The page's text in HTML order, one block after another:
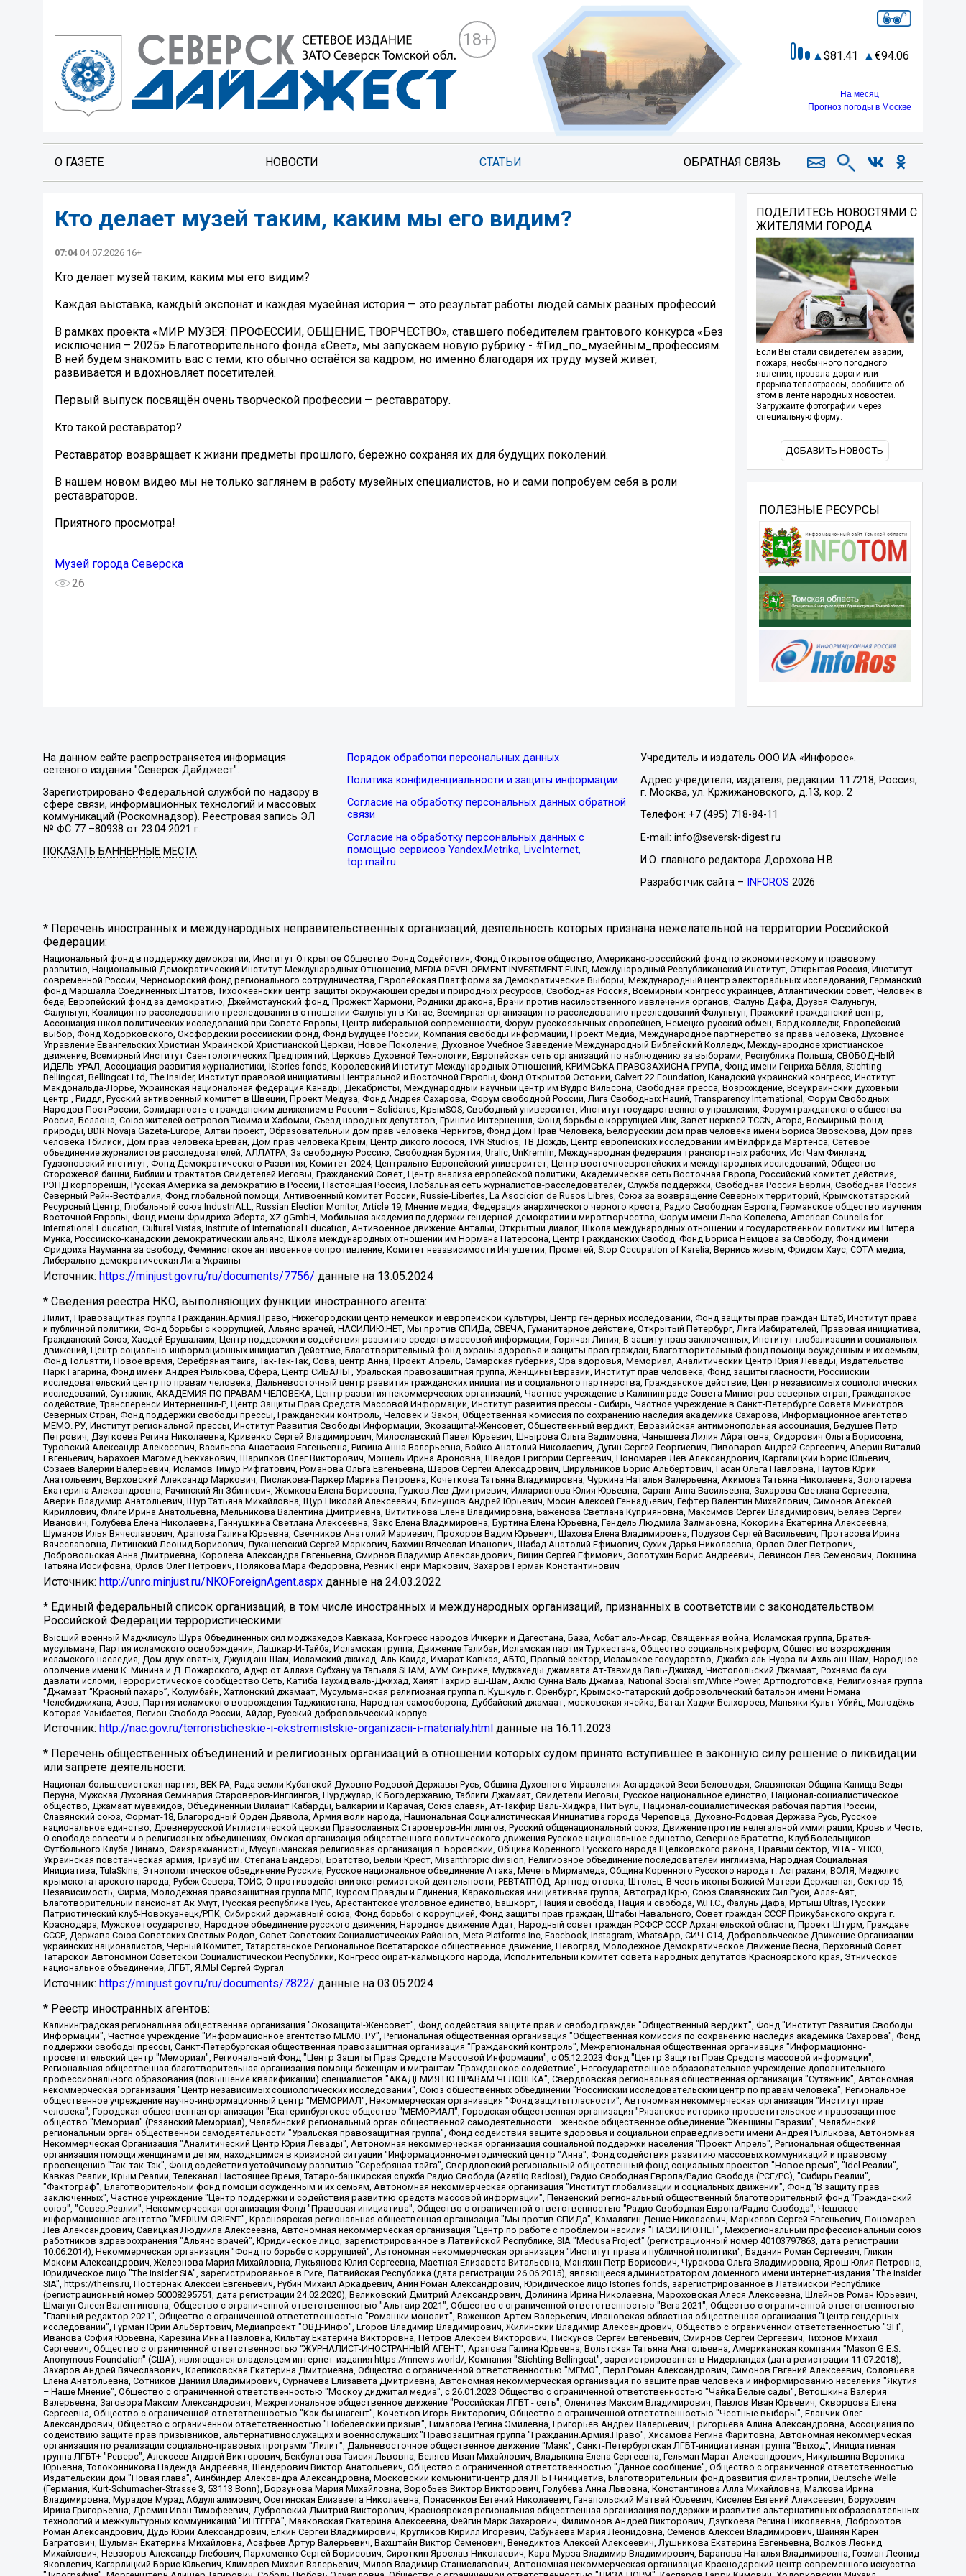
18+
81.41 94.06
На месяц
Прогноз погоды в Москве
О ГАЗЕТЕ НОВОСТИ СТАТЬИ ОБРАТНАЯ СВЯЗЬ
Кто делает музей таким, каким мы его видим?
07:04 04.07.2026 16+
Кто делает музей таким, каким мы его видим?
Каждая выставка, каждый экспонат и каждая музейная история — это результат работы людей самых разных профессий.
В рамках проекта «МИР МУЗЕЯ: ПРОФЕССИИ, ОБЩЕНИЕ, ТВОРЧЕСТВО», ставшего победителем грантового конкурса «Без
исключения – 2025» Благотворительного фонда «Свет», мы запускаем новую рубрику - #Гид_по_музейным_профессиям.
В ней будем знакомить вас с теми, кто обычно остаётся за кадром, но именно благодаря их труду музей живёт,
развивается и вдохновляет посетителей.
Первый выпуск посвящён очень творческой профессии — реставратору.
Кто такой реставратор?
Реставратор возвращает к жизни предметы прошлого, бережно сохраняя их для будущих поколений.
В нашем новом видео мы не только заглянем в работу музейных специалистов, но и сами попробуем себя в роли
реставраторов.
Приятного просмотра!
Музей города Северска
26
ПОДЕЛИТЕСЬ НОВОСТЯМИ С
ЖИТЕЛЯМИ ГОРОДА
Если Вы стали свидетелем аварии,
пожара, необычного погодного
явления, провала дороги или
прорыва теплотрассы, сообщите об
этом в ленте народных новостей.
Загружайте фотографии через
специальную форму.
ДОБАВИТЬ НОВОСТЬ
ПОЛЕЗНЫЕ РЕСУРСЫ
На данном сайте распространяется информация
сетевого издания "Северск-Дайджест".
Зарегистрировано Федеральной службой по надзору в
сфере связи, информационных технологий и массовых
коммуникаций (Роскомнадзор). Реестровая запись ЭЛ
№ ФС 77 –80938 от 23.04.2021 г.
ПОКАЗАТЬ БАННЕРНЫЕ МЕСТА
Порядок обработки персональных данных
Политика конфиденциальности и защиты информации
Согласие на обработку персональных данных обратной
связи
Согласие на обработку персональных данных с
помощью сервисов Yandex.Metrika, LiveInternet,
top.mail.ru
Учредитель и издатель ООО ИА «Инфорос».
Адрес учредителя, издателя, редакции: 117218, Россия,
г. Москва, ул. Кржижановского, д.13, кор. 2
Телефон: +7 (495) 718-84-11
E-mail: info@seversk-digest.ru
И.О. главного редактора Дорохова Н.В.
Разработчик сайта – INFOROS 2026
* Перечень иностранных и международных неправительственных организаций, деятельность которых признана нежелательной на территории Российской
Федерации:
Национальный фонд в поддержку демократии, Институт Открытое Общество Фонд Содействия, Фонд Открытое общество, Американо-российский фонд по экономическому и правовому
развитию, Национальный Демократический Институт Международных Отношений, MEDIA DEVELOPMENT INVESTMENT FUND, Международный Республиканский Институт, Открытая Россия, Институт
современной России, Черноморский фонд регионального сотрудничества, Европейская Платформа за Демократические Выборы, Международный центр электоральных исследований, Германский
фонд Маршалла Соединенных Штатов, Тихоокеанский центр защиты окружающей среды и природных ресурсов, Свободная Россия, Всемирный конгресс украинцев, Атлантический совет, Человек в
беде, Европейский фонд за демократию, Джеймстаунский фонд, Прожект Хармони, Родники дракона, Врачи против насильственного извлечения органов, Фалунь Дафа, Друзья Фалуньгун,
Фалуньгун, Коалиция по расследованию преследования в отношении Фалуньгун в Китае, Всемирная организация по расследованию преследований Фалуньгун, Пражский гражданский центр,
Ассоциация школ политических исследований при Совете Европы, Центр либеральной современности, Форум русскоязычных европейцев, Немецко-русский обмен, Бард колледж, Европейский
выбор, Фонд Ходорковского, Оксфордский российский фонд, Фонд Будущее России, Компания свободы информации, Проект Медиа, Международное партнерство за права человека, Духовное
Управление Евангельских Христиан Украинской Христианской Церкви, Новое Поколение, Духовное Учебное Заведение Международный Библейский Колледж, Международное христианское
движение, Всемирный Институт Саентологических Предприятий, Церковь Духовной Технологии, Европейская сеть организаций по наблюдению за выборами, Республика Польша, СВОБОДНЫЙ
ИДЕЛЬ-УРАЛ, Ассоциация развития журналистики, IStories fonds, Королевский Институт Международных Отношений, КРИМСЬКА ПРАВОЗАХИСНА ГРУПА, Фонд имени Генриха Бёлля, Stichting
Bellingcat, Bellingcat Ltd, The Insider, Институт правовой инициативы Центральной и Восточной Европы, Фонд Открытой Эстонии, Calvert 22 Foundation, Канадский украинский конгресс, Институт
Макдональда-Лорье, Украинская национальная федерация Канады, Декабристы, Международный научный центр им Вудро Вильсона, Свободная пресса, Возрождение, Всеукраинский духовный
центр , Риддл, Русский антивоенный комитет в Швеции, Проект Медуза, Фонд Андрея Сахарова, Форум свободной России, Лига Свободных Наций, Transparеncy International, Форум Свободных
Народов ПостРоссии, Солидарность с гражданским движением в России – Solidarus, КрымSOS, Свободный университет, Институт государственного управления, Форум гражданского общества
Россия, Беллона, Союз жителей островов Тисима и Хабомаи, Съезд народных депутатов, Гринпис Интернешнл, Фонд борьбы с коррупцией Инк, Завет церквей TCCN, Агора, Всемирный фонд
природы, BDR Novaja Gazeta-Europe, Алтай проект, Образовательный дом прав человека Чернигов, Фонд Дом Прав Человека, Белорусский дом прав человека имени Бориса Звозскова, Дом прав
человека Тбилиси, Дом прав человека Ереван, Дом прав человека Крым, Центр дикого лосося, TVR Studios, ТВ Дождь, Центр европейских исследований им Вилфрида Мартенса, Сетевое
объединение журналистов расследователей, АЛЛАТРА, За свободную Россию, Свободная Бурятия, Uralic, UnKremlin, Международная федерация транспортных рабочих, ИстЧам Финланд,
Гудзоновский институт, Фонд Демократического Развития, Комитет-2024, Центрально-Европейский университет, Центр восточноевропейских и международных исследований, Общество
Сторожевой башни, Библии и трактатов Свидетелей Иеговы, Гражданский Совет, Центр анализа европейской политики, Академическая сеть Восточная Европа, Российский комитет действия,
РЭНД корпорейшн, Русская Америка за демократию в России, Настоящая Россия, Глобальная сеть журналистов-расследователей, Служба поддержки, Свободная Россия Берлин, Свободная Россия
Северный Рейн-Вестфалия, Фонд глобальной помощи, Антивоенный комитет России, Russie-Libertes, La Asocicion de Rusos Libres, Союз за возвращение Северных территорий, Крымскотатарский
Ресурсный Центр, Глобальный союз IndustriALL, Russian Election Monitor, Article 19, Мнение медиа, Федерация анархического черного креста, Радио Свободная Европа, Германское общество изучения
Восточной Европы, Фонд имени Фридриха Эберта, XZ gGmbH, Мобильная академия поддержки гендерной демократии и миротворчества, Форум имени Льва Копелева, American Councils for
International Education, Cultural Vistas, Institute of International Education, Антивоенное движение Антальи, Открытый диалог, Школа международных отношений и государственной политики им Питера
Мунка, Российско-канадский демократический альянс, Школа международных отношений им Нормана Патерсона, Центр Гражданских Свобод, Фонд Бориса Немцова за Свободу, Фонд имени
Фридриха Науманна за свободу, Феминистское антивоенное сопротивление, Комитет независимости Ингушетии, Прометей, Stop Occupation of Karelia, Вернись живым, Фридом Хаус, СОТА медиа,
Либерально-демократическая Лига Украины
Источник: https://minjust.gov.ru/ru/documents/7756/ данные на 13.05.2024
* Сведения реестра НКО, выполняющих функции иностранного агента:
Лилит, Правозащитная группа Гражданин.Армия.Право, Нижегородский центр немецкой и европейской культуры, Центр гендерных исследований, Фонд защиты прав граждан Штаб, Институт права
и публичной политики, Фонд борьбы с коррупцией, Альянс врачей, НАСИЛИЮ.НЕТ, Мы против СПИДа, СВЕЧА, Гуманитарное действие, Открытый Петербург, Лига Избирателей, Правовая инициатива,
Гражданский Союз, Хасдей Ерушалаим, Центр поддержки и содействия развитию средств массовой информации, Горячая Линия, В защиту прав заключенных, Институт глобализации и социальных
движений, Центр социально-информационных инициатив Действие, Благотворительный фонд охраны здоровья и защиты прав граждан, Благотворительный фонд помощи осужденным и их семьям,
Фонд Тольятти, Новое время, Серебряная тайга, Так-Так-Так, Сова, центр Анна, Проект Апрель, Самарская губерния, Эра здоровья, Мемориал, Аналитический Центр Юрия Левады, Издательство
Парк Гагарина, Фонд имени Андрея Рылькова, Сфера, Центр СИБАЛЬТ, Уральская правозащитная группа, Женщины Евразии, Институт прав человека, Фонд защиты гласности, Российский
исследовательский центр по правам человека, Дальневосточный центр развития гражданских инициатив и социального партнерства, Гражданское действие, Центр независимых социологических
исследований, Сутяжник, АКАДЕМИЯ ПО ПРАВАМ ЧЕЛОВЕКА, Центр развития некоммерческих организаций, Частное учреждение в Калининграде Совета Министров северных стран, Гражданское
содействие, Трансперенси Интернешнл-Р, Центр Защиты Прав Средств Массовой Информации, Институт развития прессы - Сибирь, Частное учреждение в Санкт-Петербурге Совета Министров
Северных Стран, Фонд поддержки свободы прессы, Гражданский контроль, Человек и Закон, Общественная комиссия по сохранению наследия академика Сахарова, Информационное агентство
МЕМО. РУ, Институт региональной прессы, Институт Развития Свободы Информации, Экозащита!-Женсовет, Общественный вердикт, Евразийская антимонопольная ассоциация, Бедушев Петр
Петрович, Дзугкоева Регина Николаевна, Кривенко Сергей Владимирович, Милославский Павел Юрьевич, Шнырова Ольга Вадимовна, Чанышева Лилия Айратовна, Сидорович Ольга Борисовна,
Туровский Александр Алексеевич, Васильева Анастасия Евгеньевна, Ривина Анна Валерьевна, Бойко Анатолий Николаевич, Дугин Сергей Георгиевич, Пивоваров Андрей Сергеевич, Аверин Виталий
Евгеньевич, Барахоев Магомед Бекханович, Шарипков Олег Викторович, Мошель Ирина Ароновна, Шведов Григорий Сергеевич, Пономарев Лев Александрович, Каргалицкий Борис Юльевич,
Созаев Валерий Валерьевич, Исламов Тимур Рифгатович, Романова Ольга Евгеньевна, Щаров Сергей Алексадрович, Цирульников Борис Альбертович, Гасан Ольга Павловна, Паутов Юрий
Анатольевич, Верховский Александр Маркович, Пислакова-Паркер Марина Петровна, Кочеткова Татьяна Владимировна, Чуркина Наталья Валерьевна, Акимова Татьяна Николаевна, Золотарева
Екатерина Александровна, Рачинский Ян Збигневич, Жемкова Елена Борисовна, Гудков Лев Дмитриевич, Илларионова Юлия Юрьевна, Саранг Анна Васильевна, Захарова Светлана Сергеевна,
Аверин Владимир Анатольевич, Щур Татьяна Михайловна, Щур Николай Алексеевич, Блинушов Андрей Юрьевич, Мосин Алексей Геннадьевич, Гефтер Валентин Михайлович, Симонов Алексей
Кириллович, Флиге Ирина Анатольевна, Мельникова Валентина Дмитриевна, Вититинова Елена Владимировна, Баженова Светлана Куприяновна, Максимов Сергей Владимирович, Беляев Сергей
Иванович, Голубева Елена Николаевна, Ганнушкина Светлана Алексеевна, Закс Елена Владимировна, Буртина Елена Юрьевна, Гендель Людмила Залмановна, Кокорина Екатерина Алексеевна,
Шуманов Илья Вячеславович, Арапова Галина Юрьевна, Свечников Анатолий Мариевич, Прохоров Вадим Юрьевич, Шахова Елена Владимировна, Подузов Сергей Васильевич, Протасова Ирина
Вячеславовна, Литинский Леонид Борисович, Лукашевский Сергей Маркович, Бахмин Вячеслав Иванович, Шабад Анатолий Ефимович, Сухих Дарья Николаевна, Орлов Олег Петрович,
Добровольская Анна Дмитриевна, Королева Александра Евгеньевна, Смирнов Владимир Александрович, Вицин Сергей Ефимович, Золотухин Борис Андреевич, Левинсон Лев Семенович, Локшина
Татьяна Иосифовна, Орлов Олег Петрович, Полякова Мара Федоровна, Резник Генри Маркович, Захаров Герман Константинович
Источник: http://unro.minjust.ru/NKOForeignAgent.aspx данные на 24.03.2022
* Единый федеральный список организаций, в том числе иностранных и международных организаций, признанных в соответствии с законодательством
Российской Федерации террористическими:
Высший военный Маджлисуль Шура Объединенных сил моджахедов Кавказа, Конгресс народов Ичкерии и Дагестана, База, Асбат аль-Ансар, Священная война, Исламская группа, Братья-
мусульмане, Партия исламского освобождения, Лашкар-И-Тайба, Исламская группа, Движение Талибан, Исламская партия Туркестана, Общество социальных реформ, Общество возрождения
исламского наследия, Дом двух святых, Джунд аш-Шам, Исламский джихад, Аль-Каида, Имарат Кавказ, АБТО, Правый сектор, Исламское государство, Джабха аль-Нусра ли-Ахль аш-Шам, Народное
ополчение имени К. Минина и Д. Пожарского, Аджр от Аллаха Субхану уа Тагьаля SHAM, АУМ Синрике, Муджахеды джамаата Ат-Тавхида Валь-Джихад, Чистопольский Джамаат, Рохнамо ба суи
давлати исломи, Террористическое сообщество Сеть, Катиба Таухид валь-Джихад, Хайят Тахрир аш-Шам, Ахлю Сунна Валь Джамаа, National Socialism/White Power, Артподготовка, Религиозная группа
“Джамаат “Красный пахарь”, Колумбайн, Хатлонский джамаат, Мусульманская религиозная группа п. Кушкуль г. Оренбург, Крымско-татарский добровольческий батальон имени Номана
Челебиджихана, Азов, Партия исламского возрождения Таджикистана, Народная самооборона, Дуббайский джамаат, московская ячейка, Батал-Хаджи Белхороев, Маньяки Культ Убийц, Молодёжь
Которая Улыбается, Легион Свобода России, Айдар, Русский добровольческий корпус
Источник: http://nac.gov.ru/terroristicheskie-i-ekstremistskie-organizacii-i-materialy.html данные на 16.11.2023
* Перечень общественных объединений и религиозных организаций в отношении которых судом принято вступившее в законную силу решение о ликвидации
или запрете деятельности:
Национал-большевистская партия, ВЕК РА, Рада земли Кубанской Духовно Родовой Державы Русь, Община Духовного Управления Асгардской Веси Беловодья, Славянская Община Капища Веды
Перуна, Мужская Духовная Семинария Староверов-Инглингов, Нурджулар, К Богодержавию, Таблиги Джамаат, Свидетели Иеговы, Русское национальное единство, Национал-социалистическое
общество, Джамаат мувахидов, Объединенный Вилайат Кабарды, Балкарии и Карачая, Союз славян, Ат-Такфир Валь-Хиджра, Пит Буль, Национал-социалистическая рабочая партия России,
Славянский союз, Формат-18, Благородный Орден Дьявола, Армия воли народа, Национальная Социалистическая Инициатива города Череповца, Духовно-Родовая Держава Русь, Русское
национальное единство, Древнерусской Инглистической церкви Православных Староверов-Инглингов, Русский общенациональный союз, Движение против нелегальной иммиграции, Кровь и Честь,
О свободе совести и о религиозных объединениях, Омская организация общественного политического движения Русское национальное единство, Северное Братство, Клуб Болельщиков
Футбольного Клуба Динамо, Файзрахманисты, Мусульманская религиозная организация п. Боровский, Община Коренного Русского народа Щелковского района, Правый сектор, УНА - УНСО,
Украинская повстанческая армия, Тризуб им. Степана Бандеры, Братство, Белый Крест, Misanthropic division, Религиозное объединение последователей инглиизма, Народная Социальная
Инициатива, TulaSkins, Этнополитическое объединение Русские, Русское национальное объединение Атака, Мечеть Мирмамеда, Община Коренного Русского народа г. Астрахани, ВОЛЯ, Меджлис
крымскотатарского народа, Рубеж Севера, ТОЙС, О противодействии экстремистской деятельности, РЕВТАТПОД, Артподготовка, Штольц, В честь иконы Божией Матери Державная, Сектор 16,
Независимость, Фирма, Молодежная правозащитная группа МПГ, Курсом Правды и Единения, Каракольская инициативная группа, Автоград Крю, Союз Славянских Сил Руси, Алля-Аят,
Благотворительный пансионат Ак Умут, Русская республика Русь, Арестантское уголовное единство, Башкорт, Нация и свобода, Нация и свобода, W.H.С., Фалунь Дафа, Иртыш Ultras, Русский
Патриотический клуб-Новокузнецк/РПК, Сибирский державный союз, Фонд борьбы с коррупцией, Фонд защиты прав граждан, Штабы Навального, Совет граждан СССР Прикубанского округа г.
Краснодара, Мужское государство, Народное объединение русского движения, Народное движение Адат, Народный совет граждан РСФСР СССР Архангельской области, Проект Штурм, Граждане
СССР, Держава Союз Советских Светлых Родов, Совет Советских Социалистических Районов, Meta Platforms Inc, Facebook, Instagram, WhatsApp, СИЧ-С14, Добровольческое Движение Организации
украинских националистов, Черный Комитет, Татарстанское Региональное Всетатарское общественное движение, Невоград, Молодежное Демократическое Движение Весна, Верховный Совет
Татарской Автономной Советской Социалистической Республики, Конгресс ойрат-калмыцкого народа, Исполнительный комитет совета народных депутатов Красноярского края, Этническое
национальное объединение, ЛГБТ, Я.МЫ Сергей Фургал
Источник: https://minjust.gov.ru/ru/documents/7822/ данные на 03.05.2024
* Реестр иностранных агентов:
Калининградская региональная общественная организация "Экозащита!-Женсовет", Фонд содействия защите прав и свобод граждан "Общественный вердикт", Фонд "Институт Развития Свободы Информации", Частное учреждение "Информационное агентство МЕМО. РУ", Региональная общественная организация "Общественная комиссия по сохранению наследия академика Сахарова", Фонд поддержки свободы прессы, Санкт-Петербургская общественная правозащитная организация "Гражданский контроль", Межрегиональная общественная организация "Информационно-просветительский центр "Мемориал", Региональный Фонд "Центр Защиты Прав Средств Массовой Информации", с 05.12.2023 Фонд "Центр Защиты Прав Средств массовой информации", Региональная общественная благотворительная организация помощи беженцам и мигрантам "Гражданское содействие", Негосударственное образовательное учреждение дополнительного профессионального образования (повышение квалификации) специалистов "АКАДЕМИЯ ПО ПРАВАМ ЧЕЛОВЕКА", Свердловская региональная общественная организация "Сутяжник", Автономная некоммерческая организация "Центр независимых социологических исследований", Союз общественных объединений "Российский исследовательский центр по правам человека", Региональное общественное учреждение научно-информационный центр "МЕМОРИАЛ", Некоммерческая организация "Фонд защиты гласности", Автономная некоммерческая организация "Институт прав человека", Городская общественная организация "Екатеринбургское общество "МЕМОРИАЛ", Городская общественная организация "Рязанское историко-просветительское и правозащитное общество "Мемориал" (Рязанский Мемориал), Челябинский региональный орган общественной самодеятельности – женское общественное объединение "Женщины Евразии", Челябинский региональный орган общественной самодеятельности "Уральская правозащитная группа", Фонд содействия защите здоровья и социальной справедливости имени Андрея Рылькова, Автономная Некоммерческая Организация "Аналитический Центр Юрия Левады", Автономная некоммерческая организация социальной поддержки населения "Проект Апрель", Региональная общественная организация помощи женщинам и детям, находящимся в кризисной ситуации "Информационно-методический центр "Анна", Фонд содействия развитию массовых коммуникаций и правовому просвещению "Так-так-Так", Фонд содействия устойчивому развитию "Серебряная тайга", Свердловский региональный общественный фонд социальных проектов "Новое время", "Idel.Реалии", Кавказ.Реалии, Крым.Реалии, Телеканал Настоящее Время, Татаро-башкирская служба Радио Свобода (Azatliq Radiosi), Радио Свободная Европа/Радио Свобода (PCE/PC), "Сибирь.Реалии", "Фактограф", Благотворительный фонд помощи осужденным и их семьям, Автономная некоммерческая организация "Институт глобализации и социальных движений", Фонд "В защиту прав заключенных", Частное учреждение "Центр поддержки и содействия развитию средств массовой информации", Пензенский региональный общественный благотворительный фонд "Гражданский союз", "Север.Реалии", Некоммерческая организация Фонд "Правовая инициатива", Общество с ограниченной ответственностью "Радио Свободная Европа/Радио Свобода", Чешское информационное агентство "MEDIUM-ORIENT", Красноярская региональная общественная организация "Мы против СПИДа", Камалягин Денис Николаевич, Маркелов Сергей Евгеньевич, Пономарев Лев Александрович, Савицкая Людмила Алексеевна, Автономная некоммерческая организация "Центр по работе с проблемой насилия "НАСИЛИЮ.НЕТ", Межрегиональный профессиональный союз работников здравоохранения "Альянс врачей", Юридическое лицо, зарегистрированное в Латвийской Республике, SIA "Medusa Project" (регистрационный номер 40103797863, дата регистрации 10.06.2014), Некоммерческая организация "Фонд по борьбе с коррупцией", Автономная некоммерческая организация "Институт права и публичной политики", Баданин Роман Сергеевич, Гликин Максим Александрович, Железнова Мария Михайловна, Лукьянова Юлия Сергеевна, Маетная Елизавета Витальевна, Маняхин Петр Борисович, Чуракова Ольга Владимировна, Ярош Юлия Петровна, Юридическое лицо "The Insider SIA", зарегистрированное в Риге, Латвийская Республика (дата регистрации 26.06.2015), являющееся администратором доменного имени интернет-издания "The Insider SIA", https://theins.ru, Постернак Алексей Евгеньевич, Рубин Михаил Аркадьевич, Анин Роман Александрович, Юридическое лицо Istories fonds, зарегистрированное в Латвийской Республике (регистрационный номер 50008295751, дата регистрации 24.02.2020), Великовский Дмитрий Александрович, Долинина Ирина Николаевна, Мароховская Алеся Алексеевна, Шлейнов Роман Юрьевич, Шмагун Олеся Валентиновна, Общество с ограниченной ответственностью "Альтаир 2021", Общество с ограниченной ответственностью "Вега 2021", Общество с ограниченной ответственностью "Главный редактор 2021", Общество с ограниченной ответственностью "Ромашки монолит", Важенков Артем Валерьевич, Ивановская областная общественная организация "Центр гендерных исследований", Гурман Юрий Альбертович, Медиапроект "ОВД-Инфо", Егоров Владимир Владимирович, Жилинский Владимир Александрович, Общество с ограниченной ответственностью "ЗП", Иванова София Юрьевна, Карезина Инна Павловна, Кильтау Екатерина Викторовна, Петров Алексей Викторович, Пискунов Сергей Евгеньевич, Смирнов Сергей Сергеевич, Тихонов Михаил Сергеевич, Общество с ограниченной ответственностью "ЖУРНАЛИСТ-ИНОСТРАННЫЙ АГЕНТ", Арапова Галина Юрьевна, Вольтская Татьяна Анатольевна, Американская компания "Mason G.E.S. Anonymous Foundation" (США), являющаяся владельцем интернет-издания https://mnews.world/, Компания "Stichting Bellingcat", зарегистрированная в Нидерландах (дата регистрации 11.07.2018), Захаров Андрей Вячеславович, Клепиковская Екатерина Дмитриевна, Общество с ограниченной ответственностью "МЕМО", Перл Роман Александрович, Симонов Евгений Алексеевич, Соловьева Елена Анатольевна, Сотников Даниил Владимирович, Сурначева Елизавета Дмитриевна, Автономная некоммерческая организация по защите прав человека и информированию населения "Якутия – Наше Мнение", Общество с ограниченной ответственностью "Москоу диджитал медиа", с 26.01.2023 Общество с ограниченной ответственностью "Чайка Белые сады", Ветошкина Валерия Валерьевна, Заговора Максим Александрович, Межрегиональное общественное движение "Российская ЛГБТ - сеть", Оленичев Максим Владимирович, Павлов Иван Юрьевич, Скворцова Елена Сергеевна, Общество с ограниченной ответственностью "Как бы инагент", Кочетков Игорь Викторович, Общество с ограниченной ответственностью "Честные выборы", Еланчик Олег Александрович, Общество с ограниченной ответственностью "Нобелевский призыв", Гималова Регина Эмилевна, Григорьев Андрей Валерьевич, Григорьева Алина Александровна, Ассоциация по содействию защите прав призывников, альтернативнослужащих и военнослужащих "Правозащитная группа "Гражданин.Армия.Право", Хисамова Регина Фаритовна, Автономная некоммерческая организация по реализации социально-правовых программ "Лилит", Дальневосточное общественное движение "Маяк", Санкт-Петербургская ЛГБТ-инициативная группа "Выход", Инициативная группа ЛГБТ+ "Реверс", Алексеев Андрей Викторович, Бекбулатова Таисия Львовна, Беляев Иван Михайлович, Владыкина Елена Сергеевна, Гельман Марат Александрович, Никульшина Вероника Юрьевна, Толоконникова Надежда Андреевна, Шендерович Виктор Анатольевич, Общество с ограниченной ответственностью "Данное сообщение", Общество с ограниченной ответственностью Издательский дом "Новая глава", Айнбиндер Александра Александровна, Московский комьюнити-центр для ЛГБТ+инициатив, Благотворительный фонд развития филантропии, Deutsche Welle (Германия, Kurt-Schumacher-Strasse 3, 53113 Bonn), Борзунова Мария Михайловна, Воробьев Виктор Викторович, Голубева Анна Львовна, Константинова Алла Михайловна, Малкова Ирина Владимировна, Мурадов Мурад Абдулгалимович, Осетинская Елизавета Николаевна, Понасенков Евгений Николаевич, Ганапольский Матвей Юрьевич, Киселев Евгений Алексеевич, Борухович Ирина Григорьевна, Дремин Иван Тимофеевич, Дубровский Дмитрий Викторович, Красноярская региональная общественная организация поддержки и развития альтернативных образовательных технологий и межкультурных коммуникаций "ИНТЕРРА", Маяковская Екатерина Алексеевна, Фейгин Марк Захарович, Филимонов Андрей Викторович, Дзугкоева Регина Николаевна, Доброхотов Роман Александрович, Дудь Юрий Александрович, Елкин Сергей Владимирович, Кругликов Кирилл Игоревич, Сабунаева Мария Леонидовна, Семенов Алексей Владимирович, Шаинян Карен Багратович, Шульман Екатерина Михайловна, Асафьев Артур Валерьевич, Вахштайн Виктор Семенович, Венедиктов Алексей Алексеевич, Лушникова Екатерина Евгеньевна, Волков Леонид Михайлович, Невзоров Александр Глебович, Пархоменко Сергей Борисович, Сироткин Ярослав Николаевич, Кара-Мурза Владимир Владимирович, Баранова Наталья Владимировна, Гозман Леонид Яковлевич, Кагарлицкий Борис Юльевич, Климарев Михаил Валерьевич, Милов Владимир Станиславович, Автономная некоммерческая организация Краснодарский центр современного искусства "Типография", Моргенштерн Алишер Тагирович, Соболь Любовь Эдуардовна, Общество с ограниченной ответственностью "ЛИЗА НОРМ", Каспаров Гарри Кимович, Ходорковский Михаил Борисович, Общество с ограниченной ответственностью "Апрельские тезисы", Данилович Ирина Брониславовна, Кашин Олег Владимирович, Петров Николай Владимирович, Пивоваров Алексей Владимирович, Соколов Михаил Владимирович, Цветкова Юлия Владимировна, Чичваркин Евгений Александрович, Комитет против пыток/Команда против пыток, Общество с ограниченной ответственностью "Первый научный", Общество с ограниченной ответственностью "Вертолет и ко", Белоцерковская Вероника Борисовна, Кац Максим Евгеньевич, Лазарева Татьяна Юрьевна, Шаведдинов Руслан Табризович, Яшин Илья Валерьевич, Общество с ограниченной ответственностью "Иноагент ААВ", Алешковский Дмитрий Петрович, Альбац Евгения Марковна, Быков Дмитрий Львович, Галямина Юлия Евгеньевна, Лойко Сергей Леонидович, Мартынов Кирилл Константинович, Медведев Сергей Александрович, Крашенинников Федор Геннадиевич, Гордеева Катерина Вл